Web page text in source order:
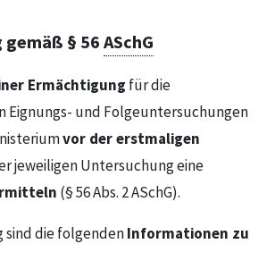
§ 56ASchG
Ermächtigung für die
Eignungs- und Folgeuntersuchungen
vor der erstmaligen
jeweiligen Untersuchung eine
(§ 56 Abs. 2 ASchG).
sind die folgendenInformationen zu